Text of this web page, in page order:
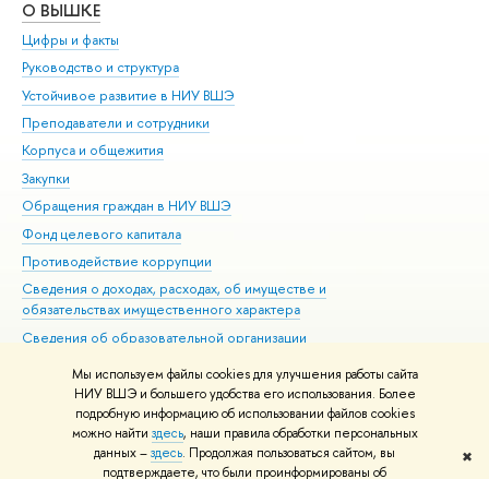
Мы используем файлы cookies для улучшения работы сайта
НИУ ВШЭ и большего удобства его использования. Более
подробную информацию об использовании файлов cookies
можно найти здесь, наши правила обработки персональных
данных –здесь. Продолжая пользоваться сайтом, вы
подтверждаете, что были проинформированы об
✖
О ВЫШКЕ
Цифры и факты
Руководство и структура
Устойчивое развитие в НИУ ВШЭ
Преподаватели и сотрудники
Корпуса и общежития
Закупки
Обращения граждан в НИУ ВШЭ
Фонд целевого капитала
Противодействие коррупции
Сведения о доходах, расходах, об имуществе и
обязательствах имущественного характера
Сведения об образовательной организации
Людям с ограниченными возможностями здоровья
Единая платежная страница
Работа в Вышке